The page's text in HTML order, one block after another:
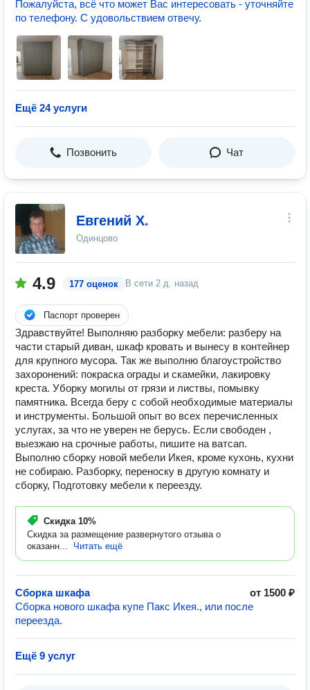
Пожалуйста, всё что может Вас интересовать - уточняйте
по телефону. С удовольствием отвечу.
Ещё 24 услуги
Позвонить Чат
Евгений Х.
Одинцово
4.9 177 оценок В сети 2 д. назад
Паспорт проверен
Здравствуйте! Выполняю разборку мебели: разберу на
части старый диван, шкаф кровать и вынесу в контейнер
для крупного мусора. Так же выполню благоустройство
захоронений: покраска ограды и скамейки, лакировку
креста. Уборку могилы от грязи и листвы, помывку
памятника. Всегда беру с собой необходимые материалы
и инструменты. Большой опыт во всех перечисленных
услугах, за что не уверен не берусь. Если свободен ,
выезжаю на срочные работы, пишите на ватсап.
Выполню сборку новой мебели Икея, кроме кухонь, кухни
не собираю. Разборку, переноску в другую комнату и
сборку, Подготовку мебели к переезду.
Скидка 10%
Скидка за размещение развернутого отзыва о
оказанн...
Читать ещё
Сборка шкафа
от 1500 ₽
Сборка нового шкафа купе Пакс Икея., или после
переезда.
Ещё 9 услуг